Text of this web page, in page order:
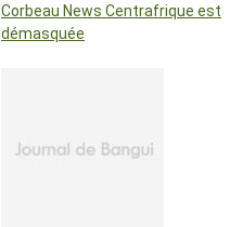
Corbeau News Centrafrique est
démasquée